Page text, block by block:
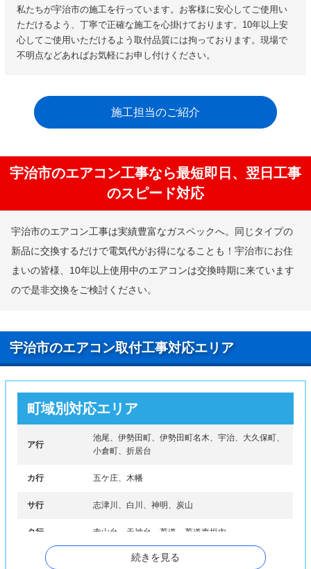
私たちが宇治市の施工を行っています。お客様に安心してご使用い
ただけるよう、丁寧で正確な施工を心掛けております。10年以上安
心してご使用いただけるよう取付品質には拘っております。現場で
不明点などあればお気軽にお申し付けください。
施工担当のご紹介
宇治市のエアコン工事なら最短即日、翌日工事
のスピード対応
宇治市のエアコン工事は実績豊富なガスペックへ。同じタイプの
新品に交換するだけで電気代がお得になることも！宇治市にお住
まいの皆様、10年以上使用中のエアコンは交換時期に来ています
ので是非交換をご検討ください。
宇治市のエアコン取付工事対応エリア
町域別対応エリア
ア行
池尾、伊勢田町、伊勢田町名木、宇治、大久保町、
小倉町、折居台
カ行 五ケ庄、木幡
サ行 志津川、白川、神明、炭山
タ行 寺山台、天神台、莵道、莵道東垣内
南陵町、二尾、西笠取
続きを見る